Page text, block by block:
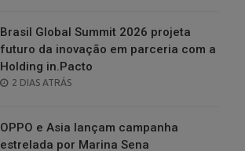
Brasil Global Summit 2026 projeta
futuro da inovação em parceria com a
Holding in.Pacto
POSTED
2 DIAS ATRÁS
OPPO e Asia lançam campanha
estrelada por Marina Sena